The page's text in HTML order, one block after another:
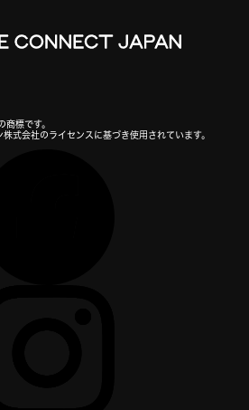
標です。
式会社のライセンスに基づき使用されています。